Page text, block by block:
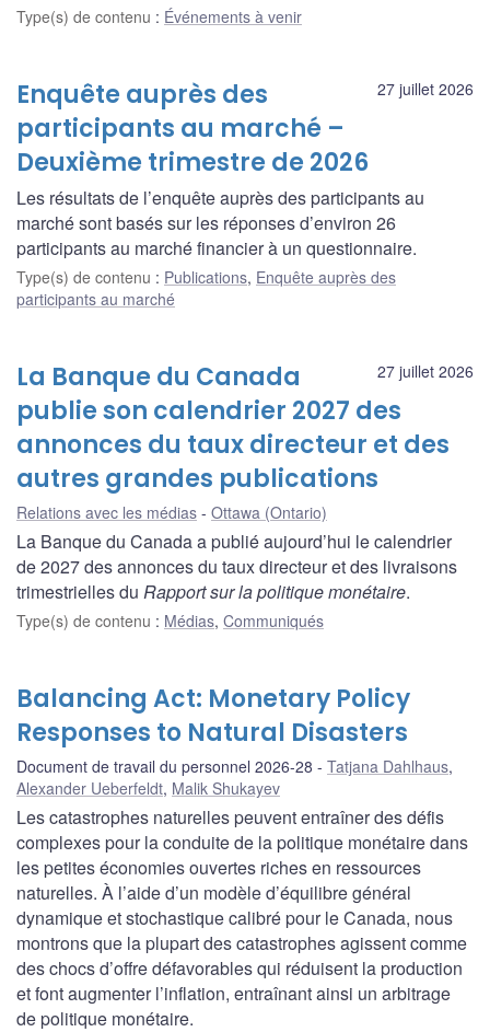
Type(s) de contenu : Événements à venir
27 juillet 2026
Enquête auprès des
participants au marché –
Deuxième trimestre de 2026
Les résultats de l’enquête auprès des participants au
marché sont basés sur les réponses d’environ 26
participants au marché financier à un questionnaire.
Type(s) de contenu : Publications, Enquête auprès des
participants au marché
27 juillet 2026
La Banque du Canada
publie son calendrier 2027 des
annonces du taux directeur et des
autres grandes publications
Relations avec les médias Ottawa (Ontario)
La Banque du Canada a publié aujourd’hui le calendrier
de 2027 des annonces du taux directeur et des livraisons
trimestrielles du Rapport sur la politique monétaire.
Type(s) de contenu : Médias, Communiqués
Balancing Act: Monetary Policy
Responses to Natural Disasters
Document de travail du personnel 2026-28 Tatjana Dahlhaus,
Alexander Ueberfeldt, Malik Shukayev
Les catastrophes naturelles peuvent entraîner des défis
complexes pour la conduite de la politique monétaire dans
les petites économies ouvertes riches en ressources
naturelles. À l’aide d’un modèle d’équilibre général
dynamique et stochastique calibré pour le Canada, nous
montrons que la plupart des catastrophes agissent comme
des chocs d’offre défavorables qui réduisent la production
et font augmenter l’inflation, entraînant ainsi un arbitrage
de politique monétaire.